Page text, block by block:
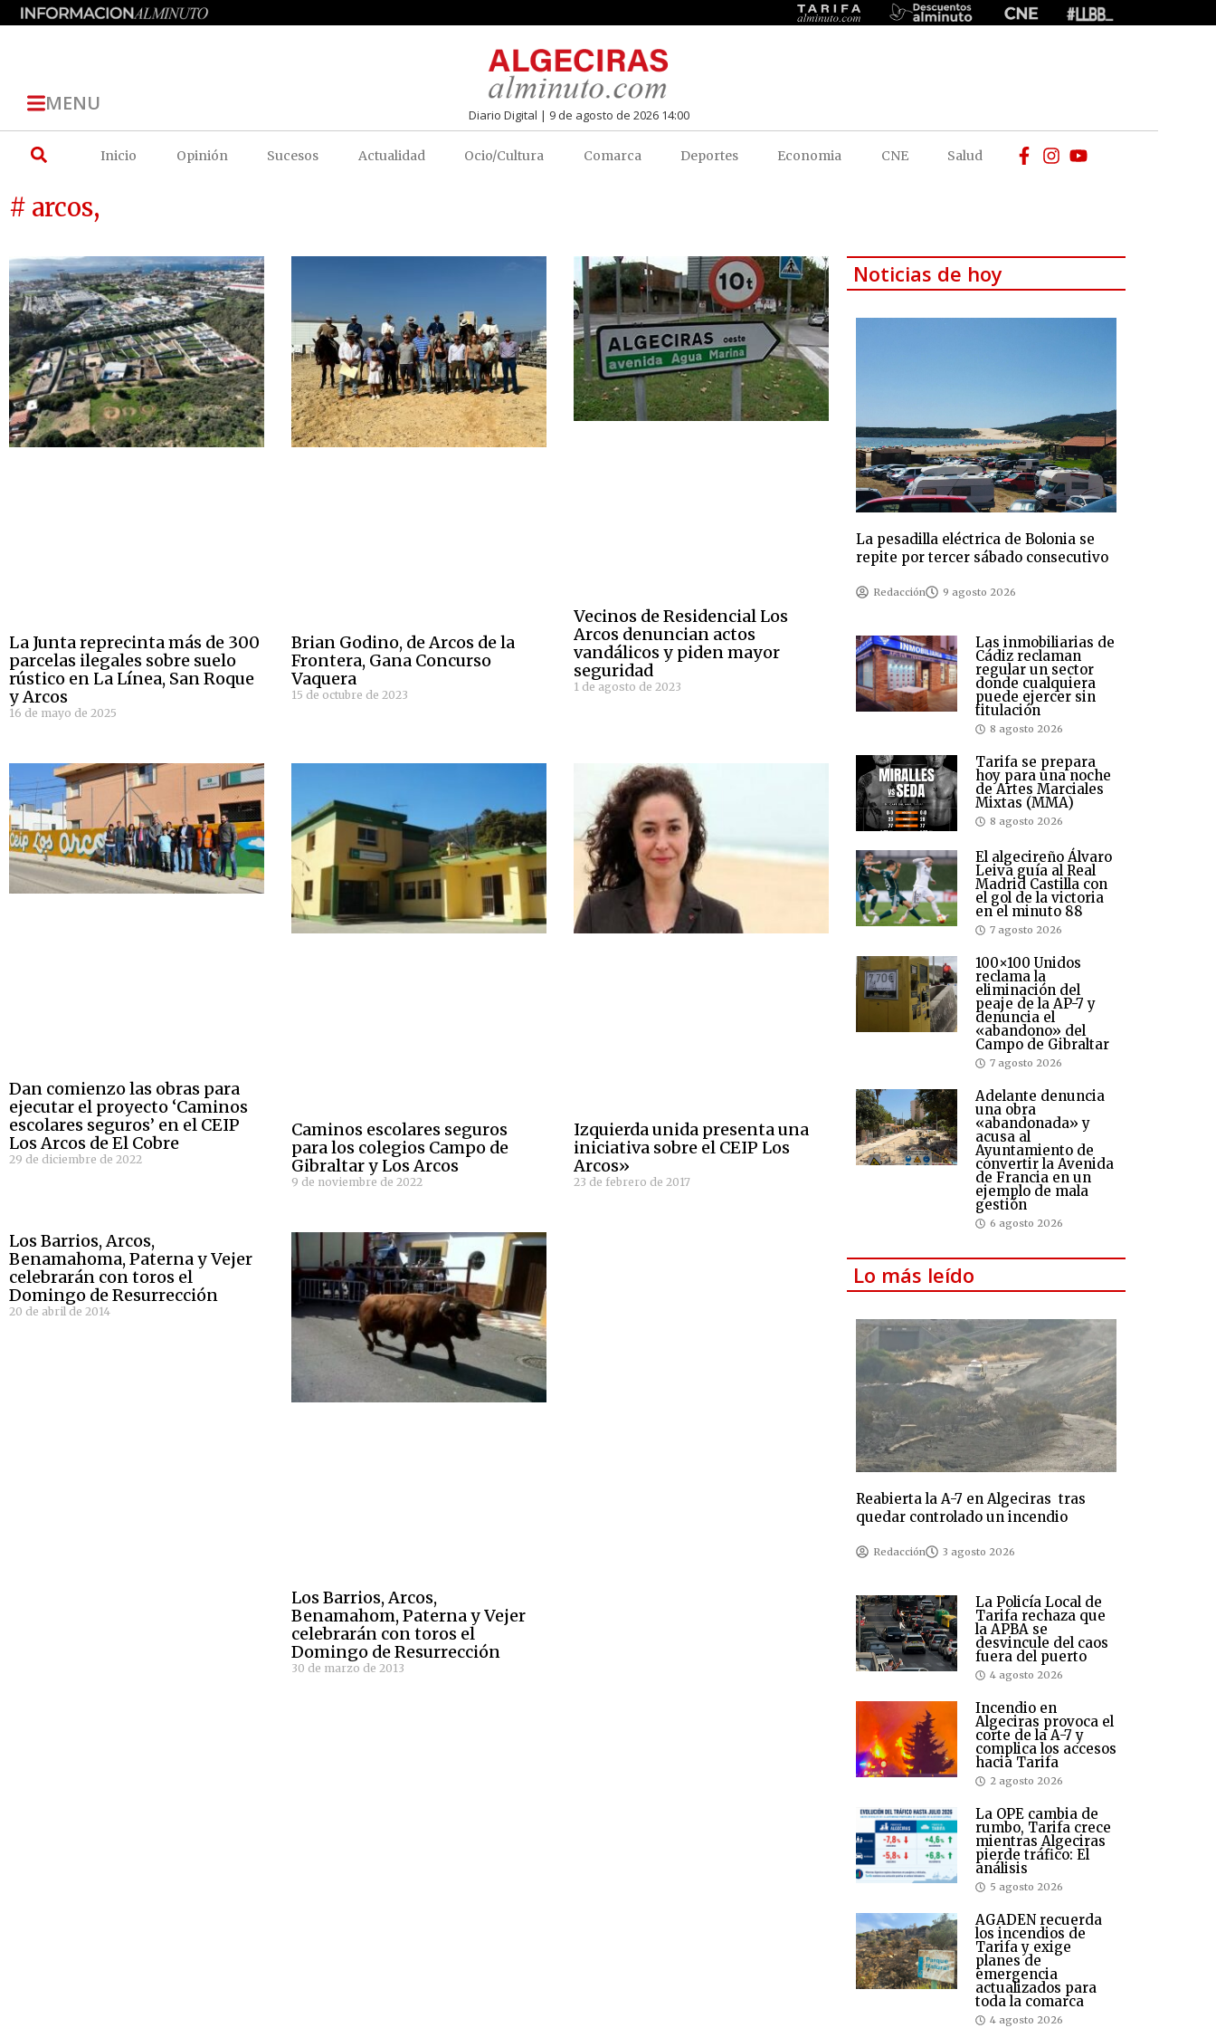
MENU Diario Digital | 9 de agosto de 2026 14:00
Inicio Opinión Sucesos Actualidad Ocio/Cultura Comarca Deportes Economia CNE Salud
# arcos,
La Junta reprecinta más de 300
parcelas ilegales sobre suelo
rústico en La Línea, San Roque
y Arcos
16 de mayo de 2025
Brian Godino, de Arcos de la
Frontera, Gana Concurso
Vaquera
15 de octubre de 2023
Vecinos de Residencial Los
Arcos denuncian actos
vandálicos y piden mayor
seguridad
1 de agosto de 2023
Dan comienzo las obras para
ejecutar el proyecto ‘Caminos
escolares seguros’ en el CEIP
Los Arcos de El Cobre
29 de diciembre de 2022
Caminos escolares seguros
para los colegios Campo de
Gibraltar y Los Arcos
9 de noviembre de 2022
Izquierda unida presenta una
iniciativa sobre el CEIP Los
Arcos»
23 de febrero de 2017
Los Barrios, Arcos,
Benamahoma, Paterna y Vejer
celebrarán con toros el
Domingo de Resurrección
20 de abril de 2014
Los Barrios, Arcos,
Benamahom, Paterna y Vejer
celebrarán con toros el
Domingo de Resurrección
30 de marzo de 2013
Noticias de hoy
La pesadilla eléctrica de Bolonia se
repite por tercer sábado consecutivo
Redacción 9 agosto 2026
Las inmobiliarias de
Cádiz reclaman
regular un sector
donde cualquiera
puede ejercer sin
titulación
8 agosto 2026
Tarifa se prepara
hoy para una noche
de Artes Marciales
Mixtas (MMA)
8 agosto 2026
El algecireño Álvaro
Leiva guía al Real
Madrid Castilla con
el gol de la victoria
en el minuto 88
7 agosto 2026
100×100 Unidos
reclama la
eliminación del
peaje de la AP-7 y
denuncia el
«abandono» del
Campo de Gibraltar
7 agosto 2026
Adelante denuncia
una obra
«abandonada» y
acusa al
Ayuntamiento de
convertir la Avenida
de Francia en un
ejemplo de mala
gestión
6 agosto 2026
Lo más leído
Reabierta la A-7 en Algeciras tras
quedar controlado un incendio
Redacción 3 agosto 2026
La Policía Local de
Tarifa rechaza que
la APBA se
desvincule del caos
fuera del puerto
4 agosto 2026
Incendio en
Algeciras provoca el
corte de la A-7 y
complica los accesos
hacia Tarifa
2 agosto 2026
La OPE cambia de
rumbo, Tarifa crece
mientras Algeciras
pierde tráfico: El
análisis
5 agosto 2026
AGADEN recuerda
los incendios de
Tarifa y exige
planes de
emergencia
actualizados para
toda la comarca
4 agosto 2026